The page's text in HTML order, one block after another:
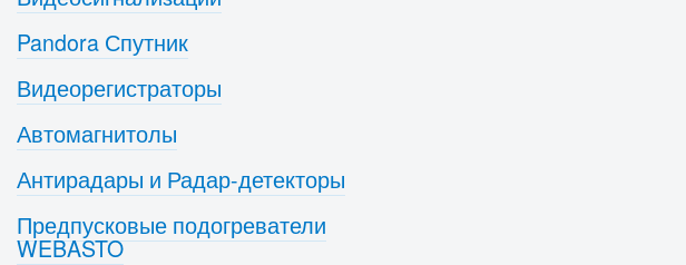
Pandora Спутник
Видеорегистраторы
Автомагнитолы
Антирадары и Радар-детекторы
Предпусковые подогреватели
WEBASTO